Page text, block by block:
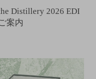
Distillery 2026 EDI
案内